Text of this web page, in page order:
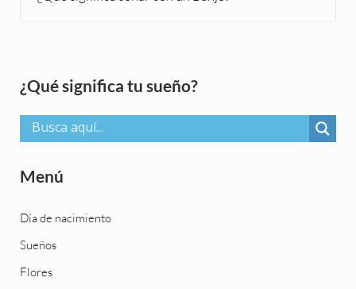
Sidebar
¿Qué significa tu sueño?
Menú
Día de nacimiento
Sueños
Flores